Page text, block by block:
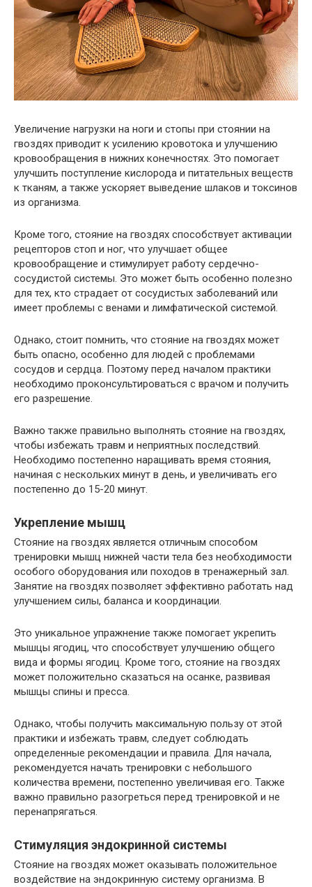
Увеличение нагрузки на ноги и стопы при стоянии на
гвоздях приводит к усилению кровотока и улучшению
кровообращения в нижних конечностях. Это помогает
улучшить поступление кислорода и питательных веществ
к тканям, а также ускоряет выведение шлаков и токсинов
из организма.
Кроме того, стояние на гвоздях способствует активации
рецепторов стоп и ног, что улучшает общее
кровообращение и стимулирует работу сердечно-
сосудистой системы. Это может быть особенно полезно
для тех, кто страдает от сосудистых заболеваний или
имеет проблемы с венами и лимфатической системой.
Однако, стоит помнить, что стояние на гвоздях может
быть опасно, особенно для людей с проблемами
сосудов и сердца. Поэтому перед началом практики
необходимо проконсультироваться с врачом и получить
его разрешение.
Важно также правильно выполнять стояние на гвоздях,
чтобы избежать травм и неприятных последствий.
Необходимо постепенно наращивать время стояния,
начиная с нескольких минут в день, и увеличивать его
постепенно до 15-20 минут.
Укрепление мышц
Стояние на гвоздях является отличным способом
тренировки мышц нижней части тела без необходимости
особого оборудования или походов в тренажерный зал.
Занятие на гвоздях позволяет эффективно работать над
улучшением силы, баланса и координации.
Это уникальное упражнение также помогает укрепить
мышцы ягодиц, что способствует улучшению общего
вида и формы ягодиц. Кроме того, стояние на гвоздях
может положительно сказаться на осанке, развивая
мышцы спины и пресса.
Однако, чтобы получить максимальную пользу от этой
практики и избежать травм, следует соблюдать
определенные рекомендации и правила. Для начала,
рекомендуется начать тренировки с небольшого
количества времени, постепенно увеличивая его. Также
важно правильно разогреться перед тренировкой и не
перенапрягаться.
Стимуляция эндокринной системы
Стояние на гвоздях может оказывать положительное
воздействие на эндокринную систему организма. В